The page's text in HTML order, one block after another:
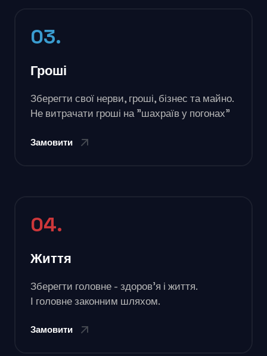
03.
Гроші
Зберегти свої нерви, гроші, бізнес та майно.
Не витрачати гроші на "шахраїв у погонах"
Замовити
04.
Життя
Зберегти головне - здоров'я і життя.
І головне законним шляхом.
Замовити